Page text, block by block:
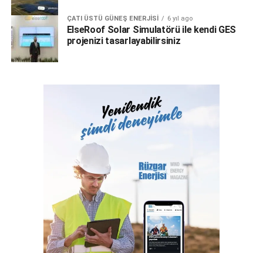
ÇATI ÜSTÜ GÜNEŞ ENERJISI 6 yıl ago
ElseRoof Solar Simulatörü ile kendi GES
projenizi tasarlayabilirsiniz